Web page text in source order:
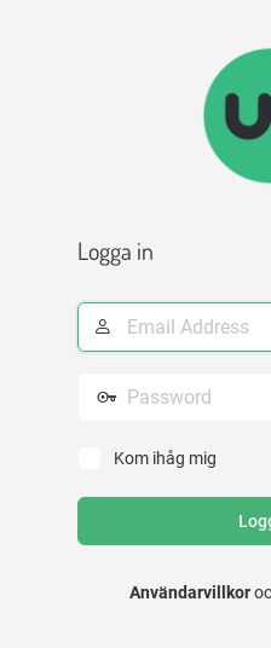
Logga in
E-
postadress
Kom ihåg mig
Användarvillkor